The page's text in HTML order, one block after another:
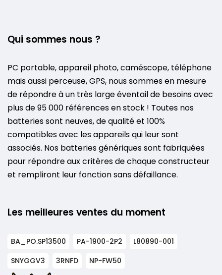
Qui sommes nous ?
PC portable, appareil photo, caméscope, téléphone
mais aussi perceuse, GPS, nous sommes en mesure
de répondre à un très large éventail de besoins avec
plus de 95 000 références en stock ! Toutes nos
batteries sont neuves, de qualité et 100%
compatibles avec les appareils qui leur sont
associés. Nos batteries génériques sont fabriquées
pour répondre aux critères de chaque constructeur
et rempliront leur fonction sans défaillance.
Les meilleures ventes du moment
BA_PO.SP13500 PA-1900-2P2
L80890-001
SNYGGV3
3RNFD NP-FW50